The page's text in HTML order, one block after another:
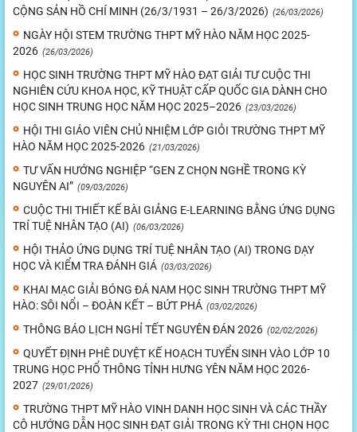
CỘNG SẢN HỒ CHÍ MINH (26/3/1931 – 26/3/2026) (26/03/2026)
NGÀY HỘI STEM TRƯỜNG THPT MỸ HÀO NĂM HỌC 2025-
2026 (26/03/2026)
HỌC SINH TRƯỜNG THPT MỸ HÀO ĐẠT GIẢI TƯ CUỘC THI
NGHIÊN CỨU KHOA HỌC, KỸ THUẬT CẤP QUỐC GIA DÀNH CHO
HỌC SINH TRUNG HỌC NĂM HỌC 2025–2026 (23/03/2026)
HỘI THI GIÁO VIÊN CHỦ NHIỆM LỚP GIỎI TRƯỜNG THPT MỸ
HÀO NĂM HỌC 2025-2026 (21/03/2026)
TƯ VẤN HƯỚNG NGHIỆP “GEN Z CHỌN NGHỀ TRONG KỲ
NGUYÊN AI” (09/03/2026)
CUỘC THI THIẾT KẾ BÀI GIẢNG E-LEARNING BẰNG ỨNG DỤNG
TRÍ TUỆ NHÂN TẠO (AI) (06/03/2026)
HỘI THẢO ỨNG DỤNG TRÍ TUỆ NHÂN TẠO (AI) TRONG DẠY
HỌC VÀ KIỂM TRA ĐÁNH GIÁ (03/03/2026)
KHAI MẠC GIẢI BÓNG ĐÁ NAM HỌC SINH TRƯỜNG THPT MỸ
HÀO: SÔI NỔI – ĐOÀN KẾT – BỨT PHÁ (03/02/2026)
THÔNG BÁO LỊCH NGHỈ TẾT NGUYÊN ĐÁN 2026 (02/02/2026)
QUYẾT ĐỊNH PHÊ DUYỆT KẾ HOẠCH TUYỂN SINH VÀO LỚP 10
TRUNG HỌC PHỔ THÔNG TỈNH HƯNG YÊN NĂM HỌC 2026-
2027 (29/01/2026)
TRƯỜNG THPT MỸ HÀO VINH DANH HỌC SINH VÀ CÁC THẦY
CÔ HƯỚNG DẪN HỌC SINH ĐẠT GIẢI TRONG KỲ THI CHỌN HỌC